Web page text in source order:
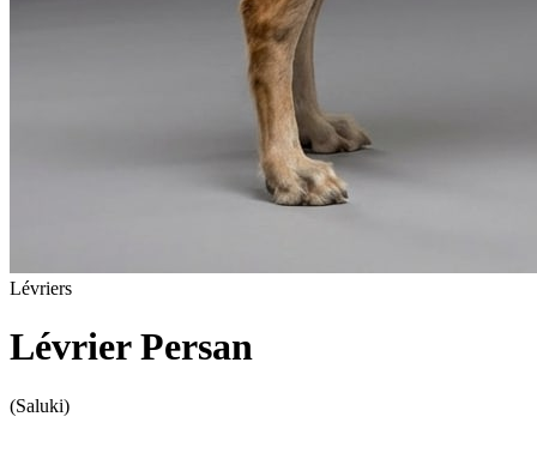
Lévriers
Lévrier Persan
(Saluki)